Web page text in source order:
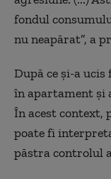
fondul
nu neapărat”, a
După ce și-a
în apartament și
În acest context,
poate fi
păstra controlul